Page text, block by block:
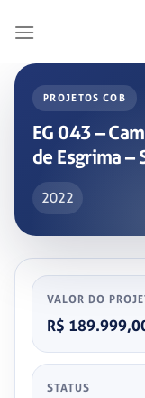
PROJETOS COB
EG 043 –
de Esgrima –
2022
VALOR DO
R$
STATUS